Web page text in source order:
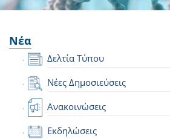
Νέα
Δελτία Τύπου
Νέες Δημοσιεύσεις
Ανακοινώσεις
Εκδηλώσεις